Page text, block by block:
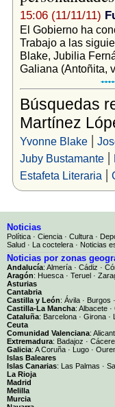
15:06 (11/11/11)
El Gobierno ha
Trabajo a las
Blake, Jubilia
Galiana (Antoñita,
Búsquedas
Martínez
Yvonne Blake|
Juby Bustamante|
Estafeta Literaria |
Noticias
Política · Ciencia · Cultura ·
Salud · La coctelera · Noticias
Noticias por zonas
Andalucía: Almería · Cádiz ·
Aragón: Huesca · Teruel ·
Asturias
Cantabria
Castilla y León: Ávila · Burgos ·
Castilla-La Mancha: Albacete ·
Cataluña: Barcelona · Girona ·
Ceuta
Comunidad Valenciana:
Extremadura: Badajoz ·
Galicia: A Coruña · Lugo ·
Islas Baleares
Islas Canarias: Las Palmas ·
La Rioja
Madrid
Melilla
Murcia